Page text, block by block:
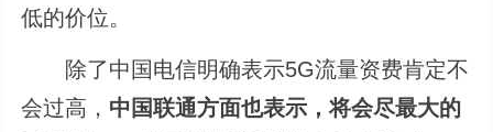
低的价位。
除了中国电信明确表示5G流量资费肯定不
会过高， 中国联通方面也表示，将会尽最大的